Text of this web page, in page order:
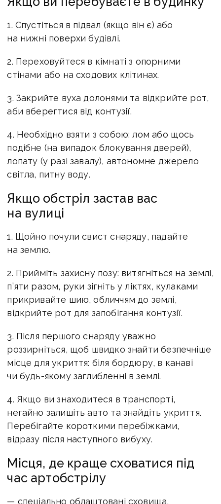
1. Спустіться в підвал (якщо він є) або
на нижні поверхи будівлі.
2. Переховуйтеся в кімнаті з опорними
стінами або на сходових клітинах.
3. Закрийте вуха долонями та відкрийте рот,
аби вберегтися від контузії.
4. Необхідно взяти з собою: лом або щось
подібне (на випадок блокування дверей),
лопату (у разі завалу), автономне джерело
світла, питну воду.
Якщо обстріл застав вас
на вулиці
1. Щойно почули свист снаряду, падайте
на землю.
2. Прийміть захисну позу: витягніться на землі,
п’яти разом, руки зігніть у ліктях, кулаками
прикривайте шию, обличчям до землі,
відкрийте рот для запобігання контузії.
3. Після першого снаряду уважно
роззирніться, щоб швидко знайти безпечніше
місце для укриття: біля бордюру, в канаві
чи будь-якому заглибленні в землі.
4. Якщо ви знаходитеся в транспорті,
негайно залишіть авто та знайдіть укриття.
Перебігайте короткими перебіжками,
відразу після наступного вибуху.
Місця, де краще сховатися під
час артобстрілу
— спеціально облаштовані сховища,